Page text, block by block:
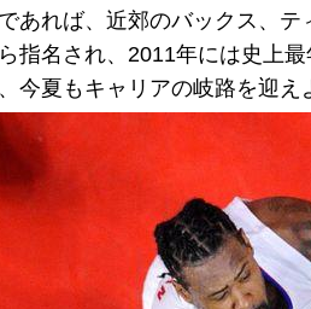
あれば、近郊のバックス、
指名され、2011年には史上
今夏もキャリアの岐路を迎え